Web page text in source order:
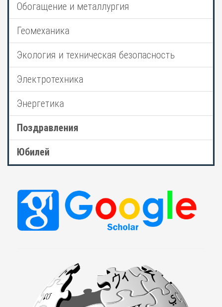
Обогащение и металлургия
Геомеханика
Экология и техническая безопасность
Электротехника
Энергетика
Поздравления
Юбилей